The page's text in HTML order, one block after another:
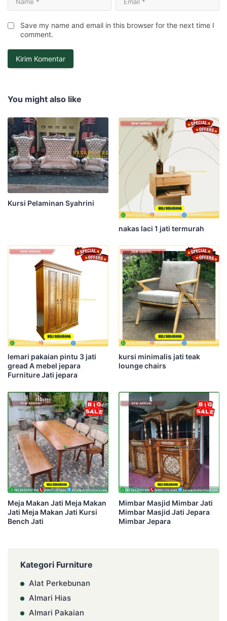
Save my name and email in this browser for the next time I
comment.
You might also like
Kursi Pelaminan Syahrini
nakas laci 1 jati termurah
lemari pakaian pintu 3 jati
gread A mebel jepara
Furniture Jati jepara
kursi minimalis jati teak
lounge chairs
Meja Makan Jati Meja Makan
Jati Meja Makan Jati Kursi
Bench Jati
Mimbar Masjid Mimbar Jati
Mimbar Masjid Jati Jepara
Mimbar Jepara
Kategori Furniture
Alat Perkebunan
Almari Hias
Almari Pakaian